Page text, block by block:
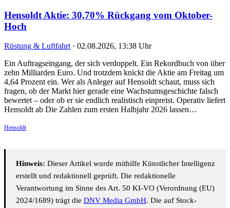
Hensoldt Aktie: 30,70% Rückgang vom Oktober-
Hoch
Rüstung & Luftfahrt · 02.08.2026, 13:38 Uhr
Ein Auftragseingang, der sich verdoppelt. Ein Rekordbuch von über
zehn Milliarden Euro. Und trotzdem knickt die Aktie am Freitag um
4,64 Prozent ein. Wer als Anleger auf Hensoldt schaut, muss sich
fragen, ob der Markt hier gerade eine Wachstumsgeschichte falsch
bewertet – oder ob er sie endlich realistisch einpreist. Operativ liefert
Hensoldt ab Die Zahlen zum ersten Halbjahr 2026 lassen…
Hensoldt
Hinweis: Dieser Artikel wurde mithilfe Künstlicher Intelligenz
erstellt und redaktionell geprüft. Die redaktionelle
Verantwortung im Sinne des Art. 50 KI-VO (Verordnung (EU)
2024/1689) trägt die DNV Media GmbH. Die auf Stock-